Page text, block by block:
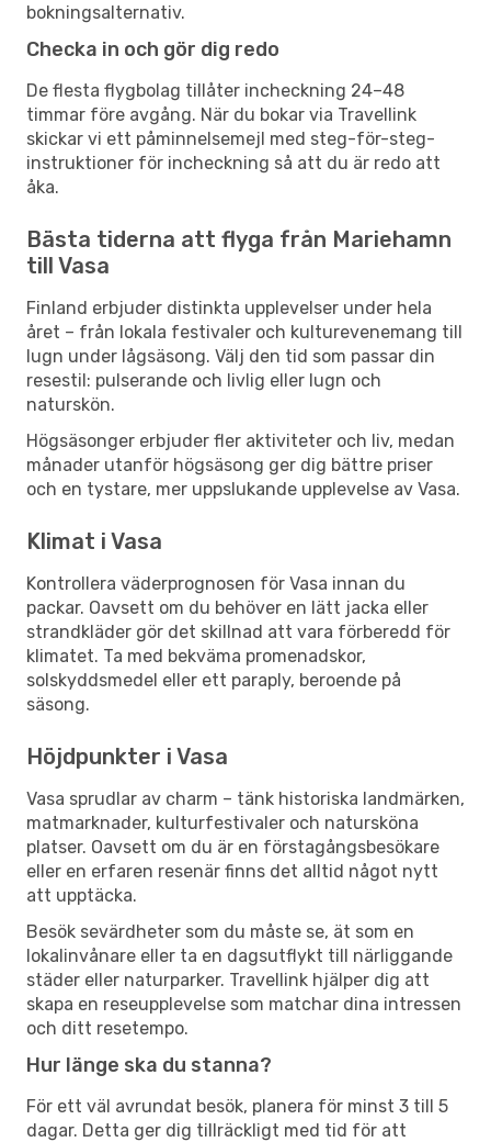
bokningsalternativ.
Checka in och gör dig redo
De flesta flygbolag tillåter incheckning 24–48
timmar före avgång. När du bokar via Travellink
skickar vi ett påminnelsemejl med steg-för-steg-
instruktioner för incheckning så att du är redo att
åka.
Bästa tiderna att flyga från Mariehamn
till Vasa
Finland erbjuder distinkta upplevelser under hela
året – från lokala festivaler och kulturevenemang till
lugn under lågsäsong. Välj den tid som passar din
resestil: pulserande och livlig eller lugn och
naturskön.
Högsäsonger erbjuder fler aktiviteter och liv, medan
månader utanför högsäsong ger dig bättre priser
och en tystare, mer uppslukande upplevelse av Vasa.
Klimat i Vasa
Kontrollera väderprognosen för Vasa innan du
packar. Oavsett om du behöver en lätt jacka eller
strandkläder gör det skillnad att vara förberedd för
klimatet. Ta med bekväma promenadskor,
solskyddsmedel eller ett paraply, beroende på
säsong.
Höjdpunkter i Vasa
Vasa sprudlar av charm – tänk historiska landmärken,
matmarknader, kulturfestivaler och natursköna
platser. Oavsett om du är en förstagångsbesökare
eller en erfaren resenär finns det alltid något nytt
att upptäcka.
Besök sevärdheter som du måste se, ät som en
lokalinvånare eller ta en dagsutflykt till närliggande
städer eller naturparker. Travellink hjälper dig att
skapa en reseupplevelse som matchar dina intressen
och ditt resetempo.
Hur länge ska du stanna?
För ett väl avrundat besök, planera för minst 3 till 5
dagar. Detta ger dig tillräckligt med tid för att